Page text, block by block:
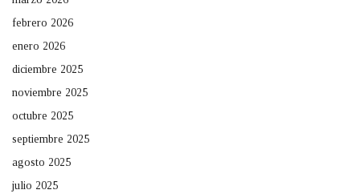
febrero 2026
enero 2026
diciembre 2025
noviembre 2025
octubre 2025
septiembre 2025
agosto 2025
julio 2025